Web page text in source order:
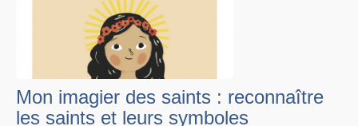
Mon imagier des saints : reconnaître
les saints et leurs symboles